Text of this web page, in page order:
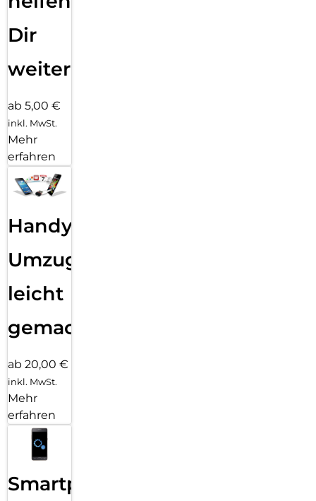
Dir
weiter
ab 5,00 €
inkl. MwSt.
Mehr
erfahren
Handy
Umzug
leicht
gemacht!
ab 20,00 €
inkl. MwSt.
Mehr
erfahren
Smartphone